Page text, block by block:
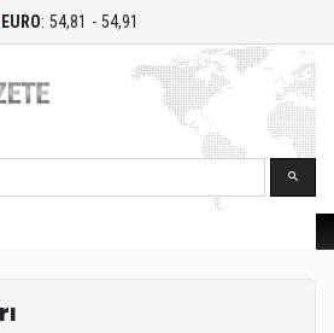
EURO: 54,81 - 54,91